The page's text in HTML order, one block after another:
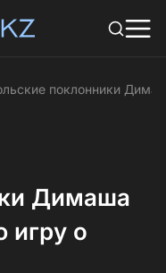
поклонники
Димаша
игру о